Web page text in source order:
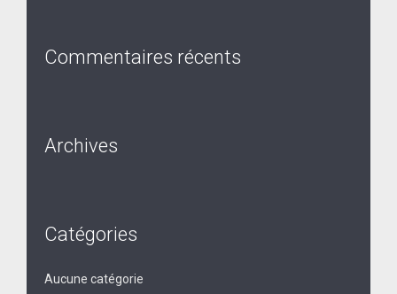
Commentaires récents
Archives
Catégories
Aucune catégorie